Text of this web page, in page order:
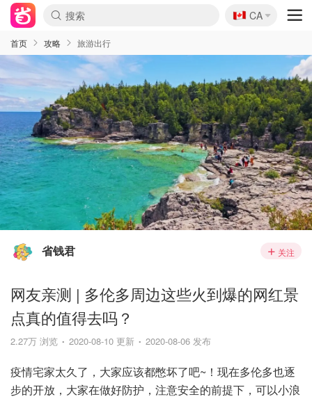
🇨🇦
CA
首页 攻略 旅游出行
省钱君 关注
网友亲测 | 多伦多周边这些火到爆的网红景
点真的值得去吗？
2.27万 浏览 2020-08-10 更新 2020-08-06 发布
疫情宅家太久了，大家应该都憋坏了吧~！现在多伦多也逐
步的开放，大家在做好防护，注意安全的前提下，可以小浪